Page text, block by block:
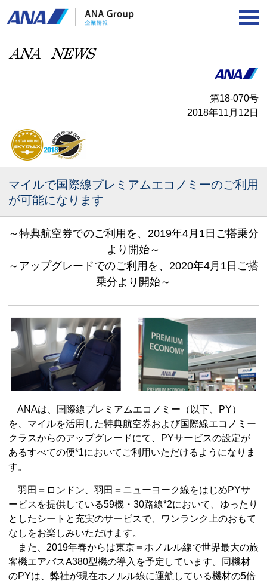
第18‐070号
2018年11月12日
マイルで国際線プレミアムエコノミーのご利用
が可能になります
～特典航空券でのご利用を、2019年4月1日ご搭乗分
より開始～
～アップグレードでのご利用を、2020年4月1日ご搭
乗分より開始～
ANAは、国際線プレミアムエコノミー（以下、PY）
を、マイルを活用した特典航空券および国際線エコノミー
クラスからのアップグレードにて、PYサービスの設定が
あるすべての便*1においてご利用いただけるようになりま
す。
羽田＝ロンドン、羽田＝ニューヨーク線をはじめPYサ
ービスを提供している59機・30路線*2において、ゆったり
としたシートと充実のサービスで、ワンランク上のおもて
なしをお楽しみいただけます。
また、2019年春からは東京＝ホノルル線で世界最大の旅
客機エアバスA380型機の導入を予定しています。同機材
のPYは、弊社が現在ホノルル線に運航している機材の5倍